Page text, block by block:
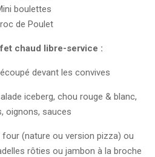
boulettes
de Poulet
chaud libre-service :
devant les convives
iceberg, chou rouge & blanc,
oignons, sauces
four (nature ou version pizza) ou
rôties ou jambon à la broche